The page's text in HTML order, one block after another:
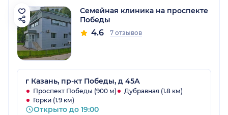
Семейная клиника на проспекте
Победы
4.6 7 отзывов
г Казань, пр-кт Победы, д 45А
Проспект Победы (900 м)
Дубравная (1.8 км)
Горки (1.9 км)
Открыто до 19:00